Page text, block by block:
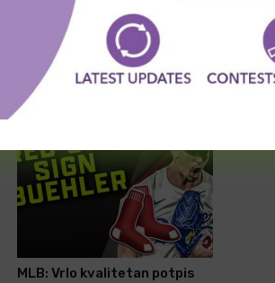
Fila pojačava startnu rotaciju!
MLB: Vrlo kvalitetan potpis